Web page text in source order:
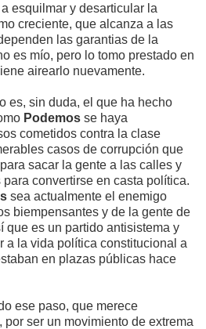
esquilmar y desarticular la
creciente, que alcanza a las
las garantias de la
es mío, pero lo tomo prestado en
airearlo nuevamente.
es, sin duda, el que ha hecho
Podemos se haya
cometidos contra la clase
casos de corrupción que
sacar la gente a las calles y
convertirse en casta política.
sea actualmente el enemigo
biempensantes y de la gente de
que es un partido antisistema y
a la vida política constitucional a
en plazas públicas hace
ese paso, que merece
, por ser un movimiento de extrema